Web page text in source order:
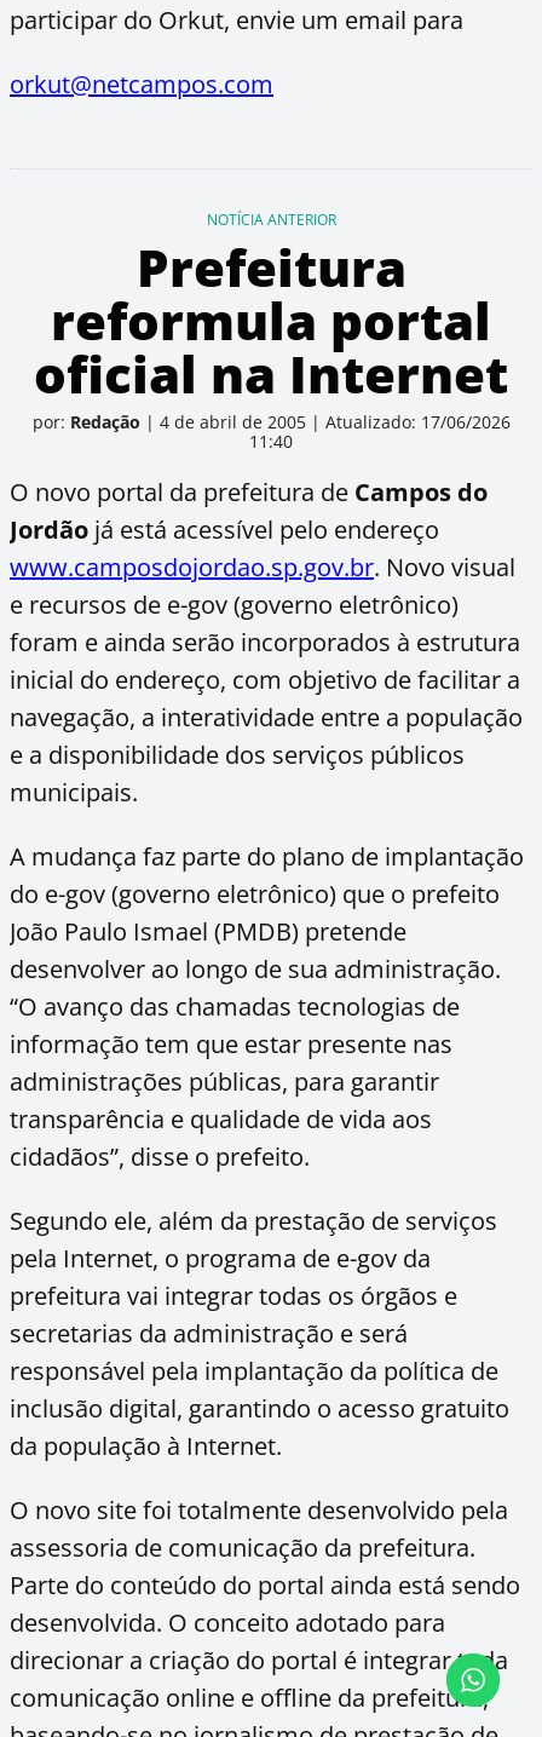
participar do Orkut, envie um email para
orkut@netcampos.com
NOTÍCIA ANTERIOR
Prefeitura
reformula portal
oficial na Internet
por: Redação | 4 de abril de 2005 | Atualizado: 17/06/2026
11:40
O novo portal da prefeitura de Campos do
Jordão já está acessível pelo endereço
www.camposdojordao.sp.gov.br. Novo visual
e recursos de e-gov (governo eletrônico)
foram e ainda serão incorporados à estrutura
inicial do endereço, com objetivo de facilitar a
navegação, a interatividade entre a população
e a disponibilidade dos serviços públicos
municipais.
A mudança faz parte do plano de implantação
do e-gov (governo eletrônico) que o prefeito
João Paulo Ismael (PMDB) pretende
desenvolver ao longo de sua administração.
“O avanço das chamadas tecnologias de
informação tem que estar presente nas
administrações públicas, para garantir
transparência e qualidade de vida aos
cidadãos”, disse o prefeito.
Segundo ele, além da prestação de serviços
pela Internet, o programa de e-gov da
prefeitura vai integrar todas os órgãos e
secretarias da administração e será
responsável pela implantação da política de
inclusão digital, garantindo o acesso gratuito
da população à Internet.
O novo site foi totalmente desenvolvido pela
assessoria de comunicação da prefeitura.
Parte do conteúdo do portal ainda está sendo
desenvolvida. O conceito adotado para
direcionar a criação do portal é integrar toda
comunicação online e offline da prefeitura,